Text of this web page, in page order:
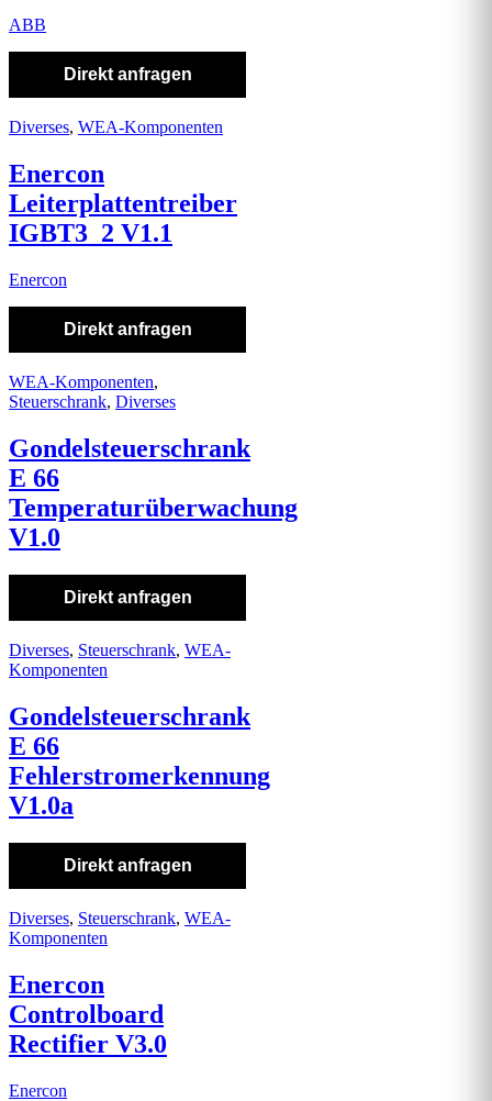
ABB
Direkt anfragen
Diverses, WEA-Komponenten
Enercon
Leiterplattentreiber
IGBT3_2 V1.1
Enercon
Direkt anfragen
WEA-Komponenten,
Steuerschrank, Diverses
Gondelsteuerschrank
E 66
Temperaturüberwachung
V1.0
Direkt anfragen
Diverses, Steuerschrank, WEA-
Komponenten
Gondelsteuerschrank
E 66
Fehlerstromerkennung
V1.0a
Direkt anfragen
Diverses, Steuerschrank, WEA-
Komponenten
Enercon
Controlboard
Rectifier V3.0
Enercon